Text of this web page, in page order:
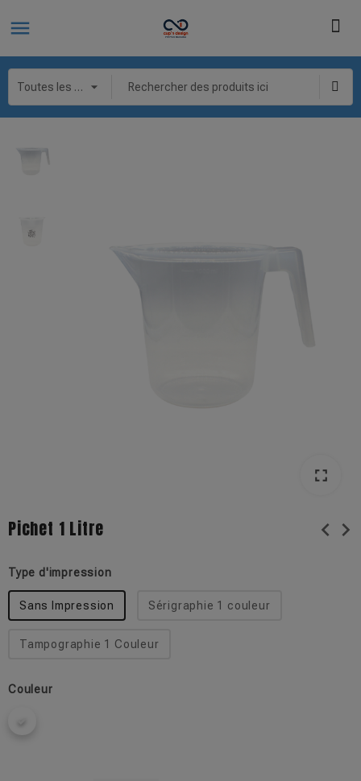
fullscreen
fullscreen
Pichet 1 Litre chevron_left chevron_right
Type d'impression
Sans Impression Sérigraphie 1 couleur
Tampographie 1 Couleur
Couleur